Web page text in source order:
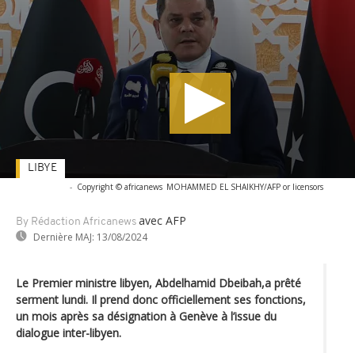
- Copyright © africanews MOHAMMED EL SHAIKHY/AFP or licensors
By Rédaction Africanews avec AFP
Dernière MAJ: 13/08/2024
LIBYE
Le Premier ministre libyen, Abdelhamid Dbeibah,a prêté
serment lundi. Il prend donc officiellement ses fonctions,
un mois après sa désignation à Genève à l’issue du
dialogue inter-libyen.